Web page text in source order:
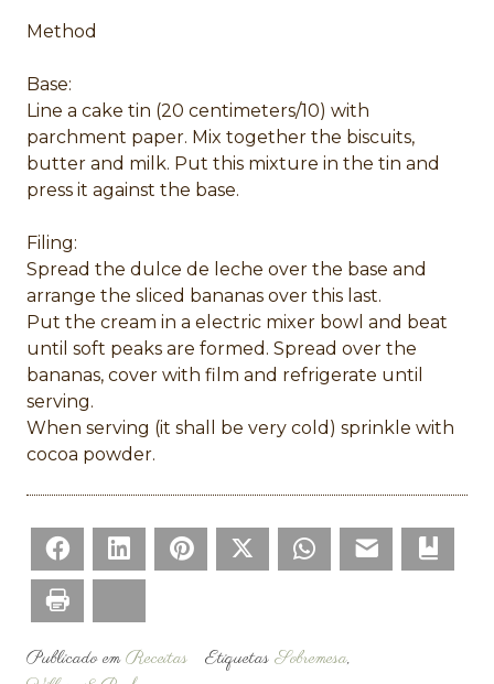
Method
Base:
Line a cake tin (20 centimeters/10) with
parchment paper. Mix together the biscuits,
butter and milk. Put this mixture in the tin and
press it against the base.
Filing:
Spread the dulce de leche over the base and
arrange the sliced bananas over this last.
Put the cream in a electric mixer bowl and beat
until soft peaks are formed. Spread over the
bananas, cover with film and refrigerate until
serving.
When serving (it shall be very cold) sprinkle with
cocoa powder.
Facebook LinkedIn Pinterest Twitter WhatsApp
Publicado emReceitas Etiquetas Sobremesa,